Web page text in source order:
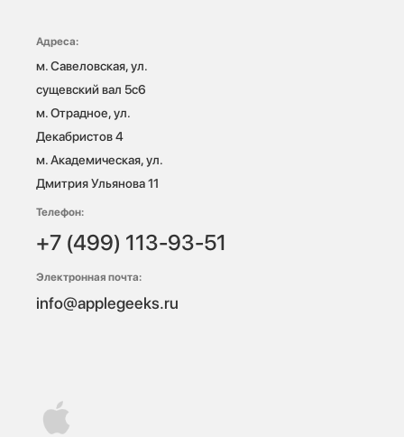
Адреса:
м. Савеловская, ул.
сущевский вал 5с6
м. Отрадное, ул.
Декабристов 4
м. Академическая, ул.
Дмитрия Ульянова 11
Телефон:
+7 (499) 113-93-51
Электронная почта:
info@applegeeks.ru